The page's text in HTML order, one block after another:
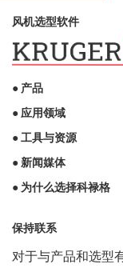
风机选型软件
● 产品
● 应用领域
● 工具与资源
● 新闻媒体
● 为什么选择科禄格
保持联系
对于与产品和选型